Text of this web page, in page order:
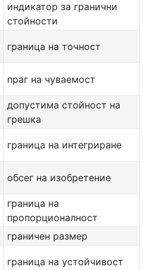
индикатор за гранични
стойности
граница на точност
праг на чуваемост
допустима стойност на
грешка
граница на интегриране
обсег на изобретение
граница на
пропорционалност
граничен размер
граница на устойчивост